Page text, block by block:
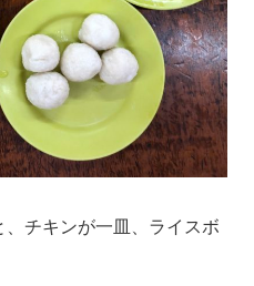
チキンが一皿、ライスボ